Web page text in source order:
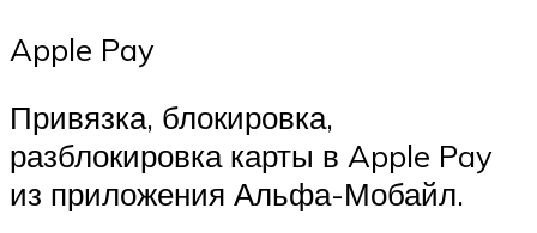
Apple Pay
Привязка, блокировка,
разблокировка карты в Apple Pay
из приложения Альфа-Мобайл.